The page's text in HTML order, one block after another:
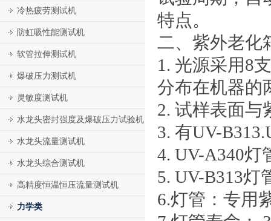
冷热疲劳测试机
防虹吸性能测试机
软管拉伸测试机
爆破压力测试机
灵敏度测试机
水龙头密封强度及爆破压力试验机
水龙头流量测试机
水龙头综合测试机
高精度恒温恒压流量测试机
力学类
特点。
二、紫外老化
1. 光源采用8
分布在机器的
2. 试样表面与
3. 有UV-
4. UV-A340灯
5. UV-B313灯
6.灯管：专用